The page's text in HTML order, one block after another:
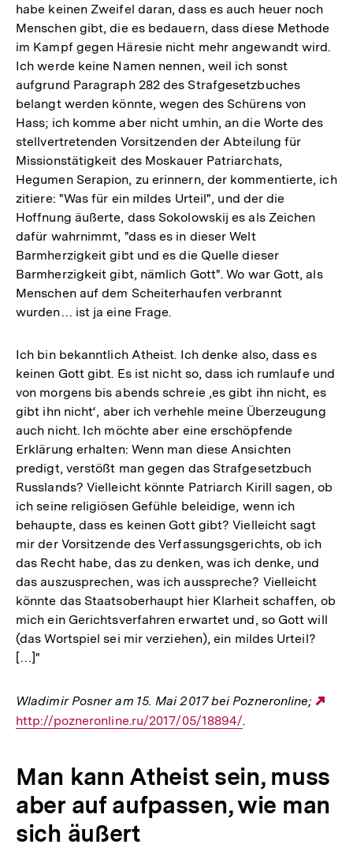
habe keinen Zweifel daran, dass es auch heuer noch
Menschen gibt, die es bedauern, dass diese Methode
im Kampf gegen Häresie nicht mehr angewandt wird.
Ich werde keine Namen nennen, weil ich sonst
aufgrund Paragraph 282 des Strafgesetzbuches
belangt werden könnte, wegen des Schürens von
Hass; ich komme aber nicht umhin, an die Worte des
stellvertretenden Vorsitzenden der Abteilung für
Missionstätigkeit des Moskauer Patriarchats,
Hegumen Serapion, zu erinnern, der kommentierte, ich
zitiere: "Was für ein mildes Urteil", und der die
Hoffnung äußerte, dass Sokolowskij es als Zeichen
dafür wahrnimmt, "dass es in dieser Welt
Barmherzigkeit gibt und es die Quelle dieser
Barmherzigkeit gibt, nämlich Gott". Wo war Gott, als
Menschen auf dem Scheiterhaufen verbrannt
wurden… ist ja eine Frage.
Ich bin bekanntlich Atheist. Ich denke also, dass es
keinen Gott gibt. Es ist nicht so, dass ich rumlaufe und
von morgens bis abends schreie ‚es gibt ihn nicht, es
gibt ihn nicht‘, aber ich verhehle meine Überzeugung
auch nicht. Ich möchte aber eine erschöpfende
Erklärung erhalten: Wenn man diese Ansichten
predigt, verstößt man gegen das Strafgesetzbuch
Russlands? Vielleicht könnte Patriarch Kirill sagen, ob
ich seine religiösen Gefühle beleidige, wenn ich
behaupte, dass es keinen Gott gibt? Vielleicht sagt
mir der Vorsitzende des Verfassungsgerichts, ob ich
das Recht habe, das zu denken, was ich denke, und
das auszusprechen, was ich ausspreche? Vielleicht
könnte das Staatsoberhaupt hier Klarheit schaffen, ob
mich ein Gerichtsverfahren erwartet und, so Gott will
(das Wortspiel sei mir verziehen), ein mildes Urteil?
[…]"
Wladimir Posner am 15. Mai 2017 bei Pozneronline;
http://pozneronline.ru/2017/05/18894/.
Man kann Atheist sein, muss
aber auf aufpassen, wie man
sich äußert